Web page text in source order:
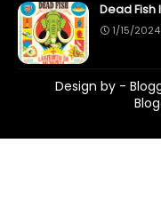
Dead Fish
1/15/
Design by -